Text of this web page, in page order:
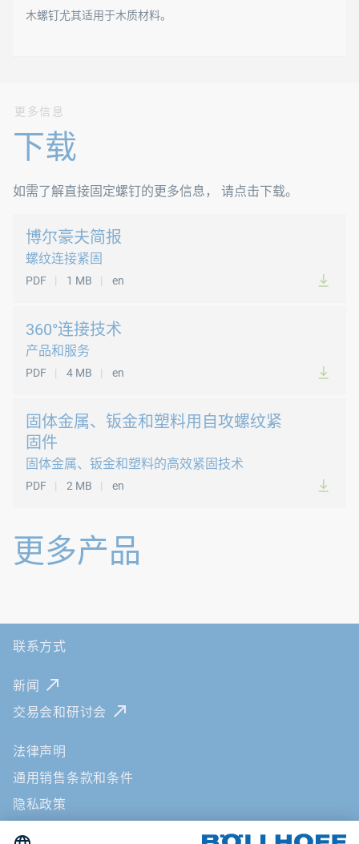
木螺钉尤其适用于木质材料。
木螺钉尤其适用于木质材料。此类螺钉尖端锋利，通常无需
标准
更多信息
下载
如需了解直接固定螺钉的更多信息， 请点击下载。
博尔豪夫简报
螺纹连接紧固
PDF 1 MB en
360°连接技术
产品和服务
PDF 4 MB en
固体金属、钣金和塑料用自攻螺纹紧
固件
固体金属、钣金和塑料的高效紧固技术
PDF 2 MB en
更多产品
联系方式
新闻
交易会和研讨会
法律声明
通用销售条款和条件
隐私政策
ICP备案/许可证号：苏ICP备16028121号-1